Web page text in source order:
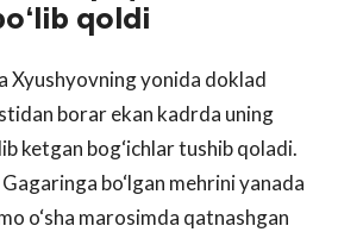
qoldi
Xyushyovning yonida doklad
borar ekan kadrda uning
ketgan bog‘ichlar tushib qoladi.
bo‘lgan mehrini yanada
o‘sha marosimda qatnashgan